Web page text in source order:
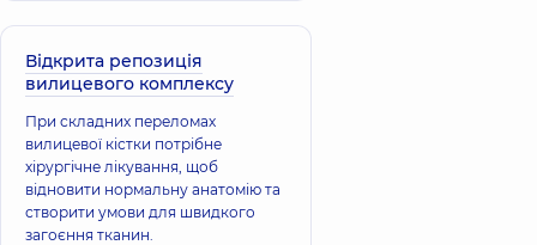
Відкрита репозиція
вилицевого комплексу
При складних переломах
вилицевої кістки потрібне
хірургічне лікування, щоб
відновити нормальну анатомію та
створити умови для швидкого
загоєння тканин.